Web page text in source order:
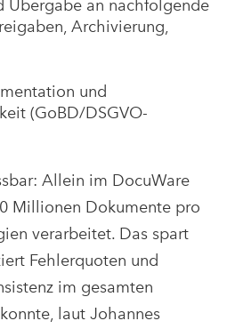
Übergabe an nachfolgende
Archivierung,
und
(GoBD/DSGVO-
Allein im DocuWare
Millionen Dokumente pro
verarbeitet. Das spart
Fehlerquoten und
im gesamten
laut Johannes